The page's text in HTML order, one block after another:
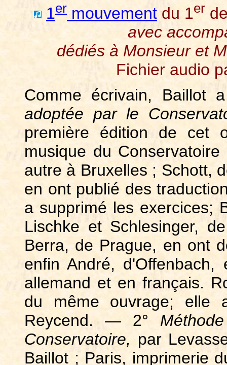
1er mouvement du 1er
avec
dédiés à Monsieur et
Fichier audio
Comme écrivain, Baillot
adoptée par le
première édition de cet
musique du
autre à Bruxelles ; Schott,
en ont publié des
a supprimé les exercices;
Lischke et Schlesinger,
Berra, de Prague, en ont
enfin André,
allemand et en français.
du même ouvrage; elle
Reycend. — 2°
Conservatoire, par
Baillot ; Paris, imprimerie